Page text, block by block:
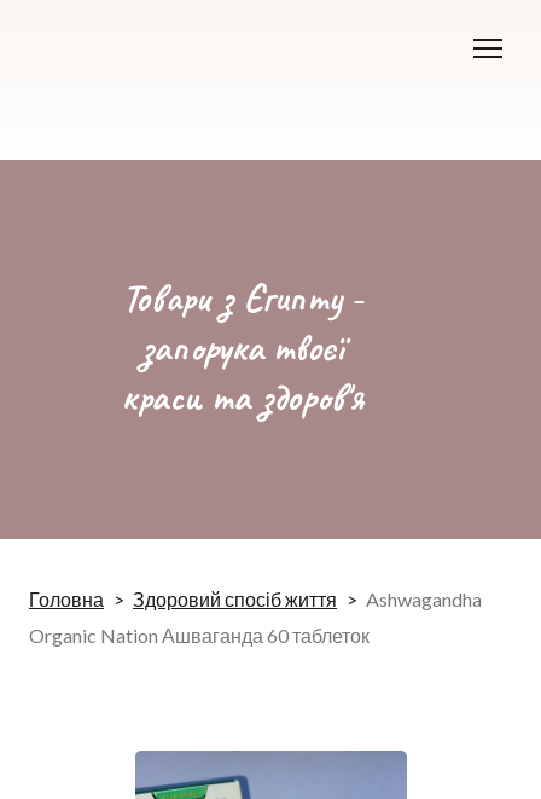
Товари з Єгипту -
запорука твоєї
краси та здоров'я
Головна Здоровий спосіб життя
Ashwagandha
Organic Nation Ашваганда 60 таблеток